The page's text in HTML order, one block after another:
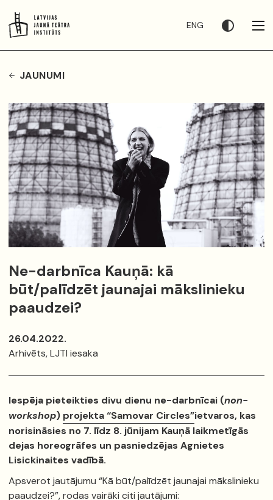
ENG
JAUNUMI
Ne-darbnīca Kauņā: kā
būt/palīdzēt jaunajai mākslinieku
paaudzei?
26.04.2022.
Arhivēts, LJTI iesaka
Iespēja pieteikties divu dienu ne-darbnīcai (non-
workshop) projekta “Samovar Circles”ietvaros, kas
norisināsies no 7. līdz 8. jūnijam Kauņā laikmetīgās
dejas horeogrāfes un pasniedzējas Agnietes
Lisickinaites vadībā.
Apsverot jautājumu “Kā būt/palīdzēt jaunajai mākslinieku
paaudzei?”, rodas vairāki citi jautājumi: